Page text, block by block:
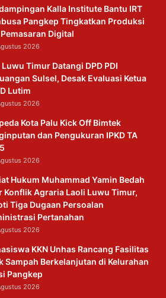
Kalla Institute Bantu IRT
Pangkep Tingkatkan Produksi
Digital
2026
Luwu Timur Datangi DPD PDI
Sulsel, Desak Evaluasi Ketua
Lutim
2026
Kota Palu Kick Off Bimtek
dan Pengukuran IPKD TA
2026
Hukum Muhammad Yamin Bedah
Konflik Agraria Laoli Luwu Timur,
Tiga Dugaan Persoalan
Pertanahan
2026
KKN Unhas Rancang Fasilitas
Sampah Berkelanjutan di Kelurahan
Pangkep
2026